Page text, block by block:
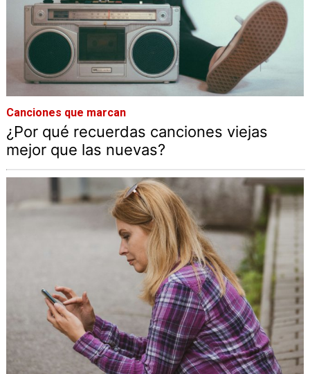
Canciones que marcan
¿Por qué recuerdas canciones viejas
mejor que las nuevas?